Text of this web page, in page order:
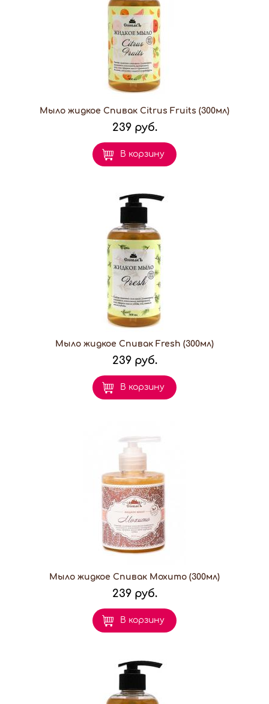
Мыло жидкое Спивак Citrus Fruits (300мл)
239 руб.
В корзину
Мыло жидкое Спивак Fresh (300мл)
239 руб.
В корзину
Мыло жидкое Спивак Мохито (300мл)
239 руб.
В корзину